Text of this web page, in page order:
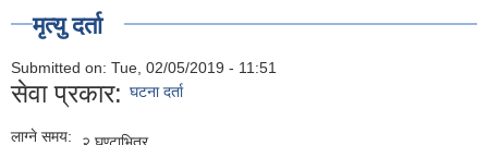
मृत्यु दर्ता
Submitted on: Tue, 02/05/2019 - 11:51
सेवा प्रकार: घटना दर्ता
लाग्ने समय: